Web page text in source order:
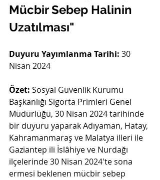
Mücbir Sebep Halinin
Uzatılması"
Duyuru Yayımlanma Tarihi: 30
Nisan 2024
Özet: Sosyal Güvenlik Kurumu
Başkanlığı Sigorta Primleri Genel
Müdürlüğü, 30 Nisan 2024 tarihinde
bir duyuru yaparak Adıyaman, Hatay,
Kahramanmaraş ve Malatya illeri ile
Gaziantep ili İslâhiye ve Nurdağı
ilçelerinde 30 Nisan 2024'te sona
ermesi beklenen mücbir sebep